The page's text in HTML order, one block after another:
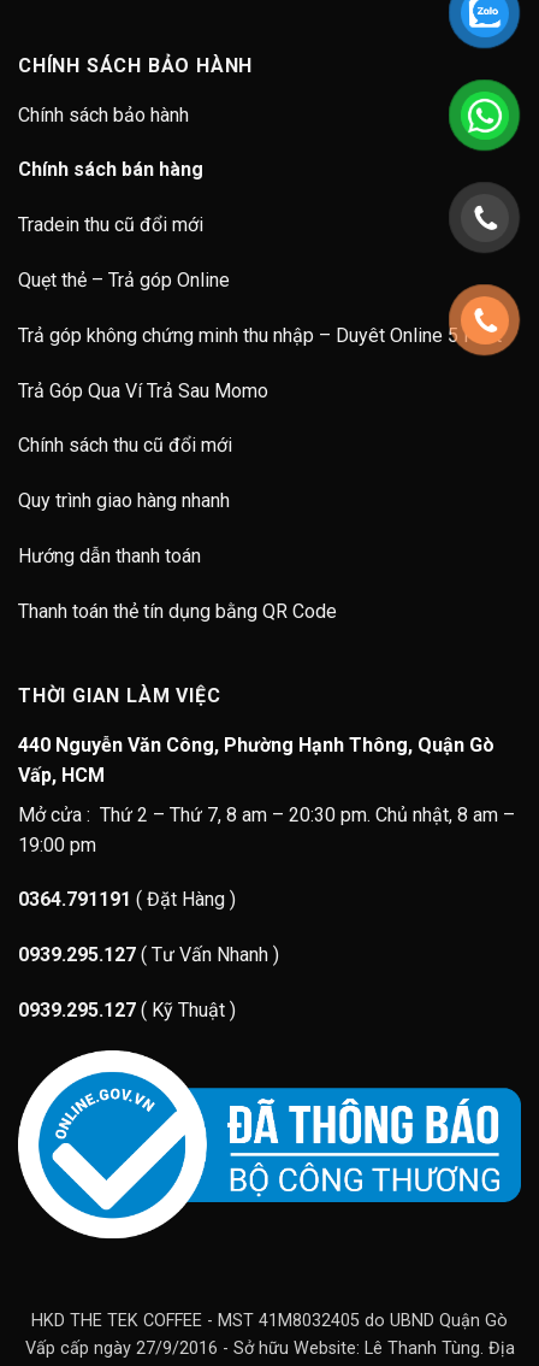
CHÍNH SÁCH BẢO HÀNH
Chính sách bảo hành
Chính sách bán hàng
Tradein thu cũ đổi mới
Quẹt thẻ – Trả góp Online
Trả góp không chứng minh thu nhập – Duyêt Online 5 Phút
Trả Góp Qua Ví Trả Sau Momo
Chính sách thu cũ đổi mới
Quy trình giao hàng nhanh
Hướng dẫn thanh toán
Thanh toán thẻ tín dụng bằng QR Code
THỜI GIAN LÀM VIỆC
440 Nguyễn Văn Công, Phường Hạnh Thông, Quận Gò
Vấp, HCM
Mở cửa : Thứ 2 – Thứ 7, 8 am – 20:30 pm. Chủ nhật, 8 am –
19:00 pm
0364.791191 ( Đặt Hàng )
0939.295.127 ( Tư Vấn Nhanh )
0939.295.127 ( Kỹ Thuật )
HKD THE TEK COFFEE - MST 41M8032405 do UBND Quận Gò
Vấp cấp ngày 27/9/2016 - Sở hữu Website: Lê Thanh Tùng. Địa